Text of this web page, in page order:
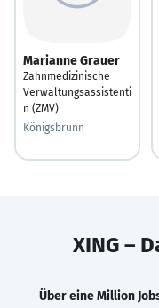
Marianne Grauer
Zahnmedizinische
Verwaltungsassistenti
n (ZMV)
Königsbrunn
XING –
Über eine Million